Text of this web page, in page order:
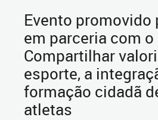
Evento promovido
em parceria com
Compartilhar
esporte, a
formação cidadã
atletas